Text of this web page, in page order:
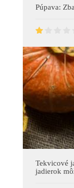
Púpava:
Tekvicové
jadierok